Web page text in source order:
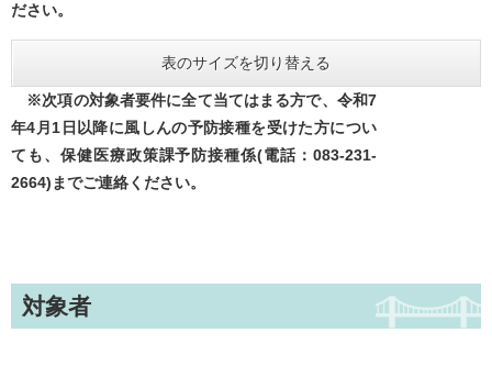
ださい。
表のサイズを切り替える
※次項の対象者要件に全て当てはまる方で、令和7
年4月1日以降に風しんの予防接種を受けた方につい
ても、保健医療政策課予防接種係(電話：083-231-
2664)​までご連絡ください。
対象者